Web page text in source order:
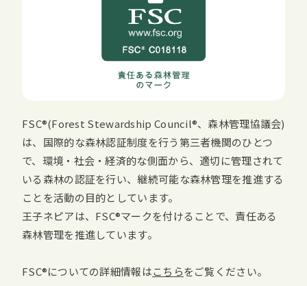
FSC (Forest Stewardship Council 、森林管理協議会)
は、国際的な森林認証制度を行う第三者機関のひとつ
で、環境・社会・経済的な側面から、適切に管理されて
いる森林の認証を行い、継続可能な森林管理を推進する
ことを活動の目的としています。
王子ネピアは、 FSC マークを付けることで、責任ある
森林管理を推進しています。
FSC についての詳細情報はこちらをご覧ください。